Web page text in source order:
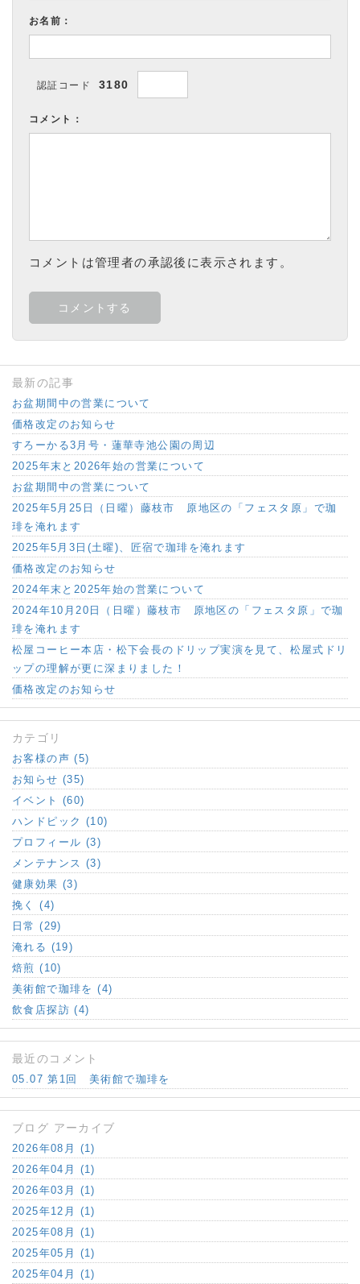
お名前：
認証コード 3180
コメント：
コメントは管理者の承認後に表示されます。
最新の記事
お盆期間中の営業について
価格改定のお知らせ
すろーかる3月号・蓮華寺池公園の周辺
2025年末と2026年始の営業について
お盆期間中の営業について
2025年5月25日（日曜）藤枝市 原地区の「フェスタ原」で珈
琲を淹れます
2025年5月3日(土曜)、匠宿で珈琲を淹れます
価格改定のお知らせ
2024年末と2025年始の営業について
2024年10月20日（日曜）藤枝市 原地区の「フェスタ原」で珈
琲を淹れます
松屋コーヒー本店・松下会長のドリップ実演を見て、松屋式ドリ
ップの理解が更に深まりました！
価格改定のお知らせ
カテゴリ
お客様の声 (5)
お知らせ (35)
イベント (60)
ハンドピック (10)
プロフィール (3)
メンテナンス (3)
健康効果 (3)
挽く (4)
日常 (29)
淹れる (19)
焙煎 (10)
美術館で珈琲を (4)
飲食店探訪 (4)
最近のコメント
05.07 第1回 美術館で珈琲を
ブログ アーカイブ
2026年08月 (1)
2026年04月 (1)
2026年03月 (1)
2025年12月 (1)
2025年08月 (1)
2025年05月 (1)
2025年04月 (1)